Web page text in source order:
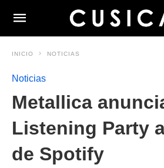
INICIO NOTICIAS
Noticias
Metallica
Listening Party
de Spotify